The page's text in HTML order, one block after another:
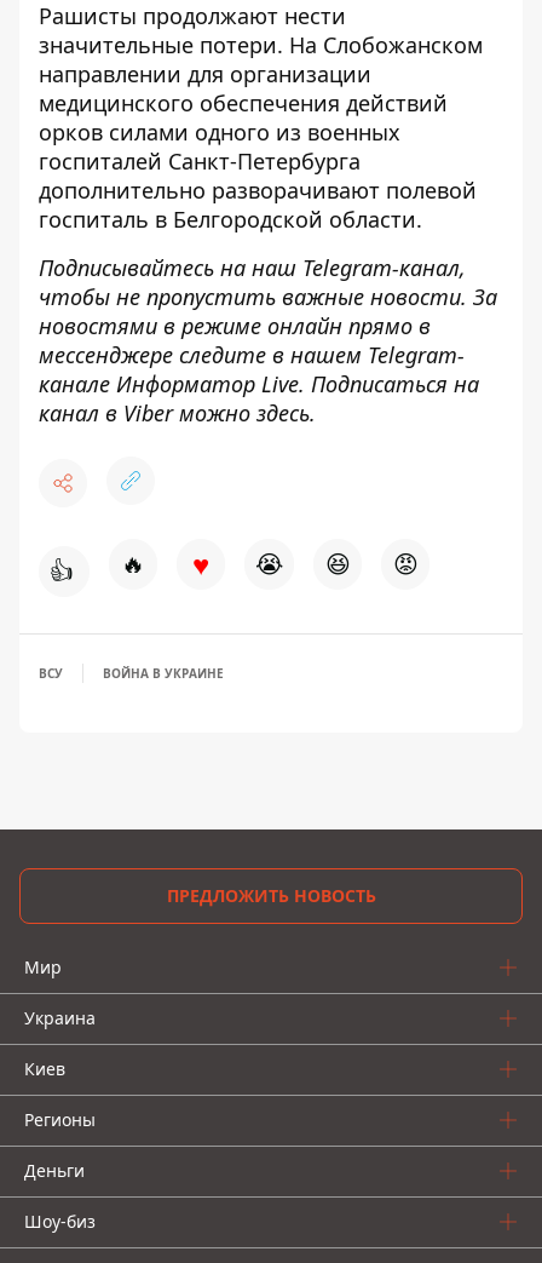
Рашисты продолжают нести
значительные потери. На Слобожанском
направлении для организации
медицинского обеспечения действий
орков силами одного из военных
госпиталей Санкт-Петербурга
дополнительно разворачивают полевой
госпиталь в Белгородской области.
Подписывайтесь на наш Telegram-канал,
чтобы не пропустить важные новости. За
новостями в режиме онлайн прямо в
мессенджере следите в нашем Telegram-
канале Информатор Live. Подписаться на
канал в Viber можно здесь.
👍 🔥 ♥ 😭 😆 😡
ВСУ ВОЙНА В УКРАИНЕ
ПРЕДЛОЖИТЬ НОВОСТЬ
Мир
Украина
Киев
Регионы
Деньги
Шоу-биз